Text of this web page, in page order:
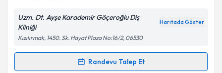
Metni'ni okudum ve kişisel verilerimin belirtilen
kapsamda işlenmesini kabul ediyorum.
Uzm. Dt. Ayşe Karademir Göçeroğlu Diş
Kliniği
Haritada Göster
Kızılırmak, 1450. Sk. Hayat Plaza No:16/2, 06530
Randevu Talep Et
Randevu Takvimi Talebi